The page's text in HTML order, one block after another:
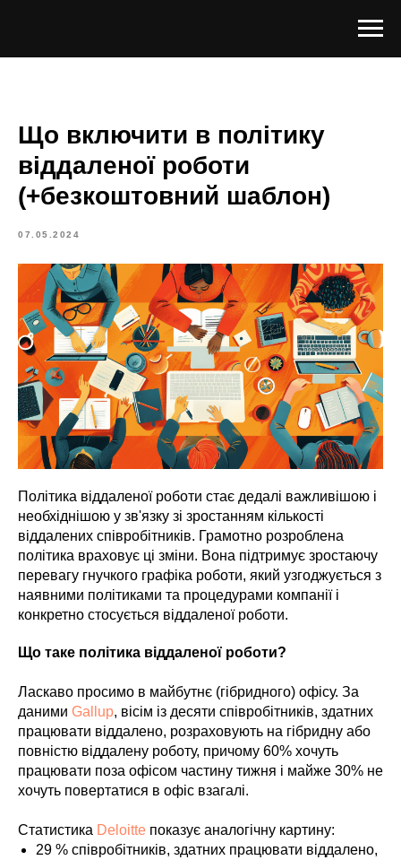
Що включити в політику
віддаленої роботи
(+безкоштовний шаблон)
07.05.2024
Політика віддаленої роботи стає дедалі важливішою і
необхіднішою у зв'язку зі зростанням кількості
віддалених співробітників. Грамотно розроблена
політика враховує ці зміни. Вона підтримує зростаючу
перевагу гнучкого графіка роботи, який узгоджується з
наявними політиками та процедурами компанії і
конкретно стосується віддаленої роботи.
Що таке політика віддаленої роботи?
Ласкаво просимо в майбутнє (гібридного) офісу. За
даними Gallup, вісім із десяти співробітників, здатних
працювати віддалено, розраховують на гібридну або
повністю віддалену роботу, причому 60% хочуть
працювати поза офісом частину тижня і майже 30% не
хочуть повертатися в офіс взагалі.
Статистика Deloitte показує аналогічну картину:
29 % співробітників, здатних працювати віддалено,